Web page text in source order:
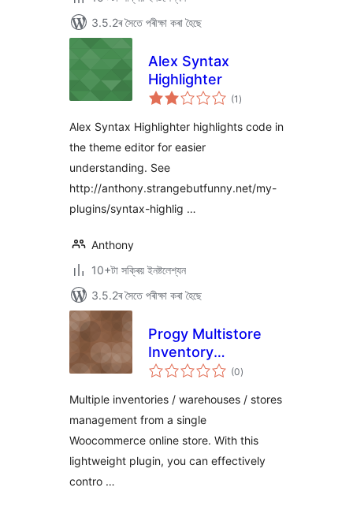
3.5.2ৰ সৈতে পৰীক্ষা কৰা হৈছে
Alex Syntax
Highlighter
(1 টা
মুঠ)
Alex Syntax Highlighter highlights code in
the theme editor for easier
understanding. See
http://anthony.strangebutfunny.net/my-
plugins/syntax-highlig …
Anthony
10+টা সক্ৰিয় ইনষ্টলেশ্যন
3.5.2ৰ সৈতে পৰীক্ষা কৰা হৈছে
Progy Multistore
Inventory
Management
(0টা
মুঠ)
Multiple inventories / warehouses / stores
management from a single
Woocommerce online store. With this
lightweight plugin, you can effectively
contro …